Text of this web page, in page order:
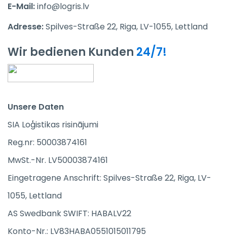
E-Mail:info@logris.lv
Adresse:Spilves-Straße 22, Riga, LV-1055, Lettland
Wir bedienen Kunden 24/7!
Unsere Daten
SIA Loģistikas risinājumi
Reg.nr: 50003874161
MwSt.-Nr. LV50003874161
Eingetragene Anschrift: Spilves-Straße 22, Riga, LV-
1055, Lettland
AS Swedbank SWIFT: HABALV22
Konto-Nr.: LV83HABA0551015011795